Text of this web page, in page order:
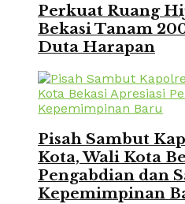
Perkuat Ruang
Bekasi Tanam
Duta Harapan
Pisah Sambut
Kota, Wali Kota
Pengabdian dan
Kepemimpinan